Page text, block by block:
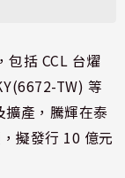
包括 CCL 台燿
TW) 等
擴產，騰輝在泰
擬發行 10 億元